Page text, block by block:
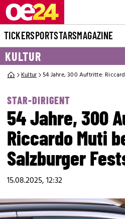
TICKERSPORTSTARSMAGAZINE
KULTUR
Kultur 54 Jahre, 300 Auftritte:
STAR-DIRIGENT
54 Jahre, 300
Riccardo Muti
Salzburger
15.08.2025, 12:32